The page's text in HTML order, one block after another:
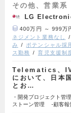
その他、営業系
LG
400万円 ～ 999万
ネジメント業務なし
み
ポテンシャル採
ス勤務
育児支援制
Telematics、
において、日本
とお…
・開発プロジェクト
ストーン管理 -顧客報